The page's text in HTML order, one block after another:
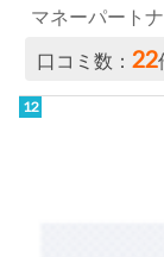
マネーパート
口コミ数：22